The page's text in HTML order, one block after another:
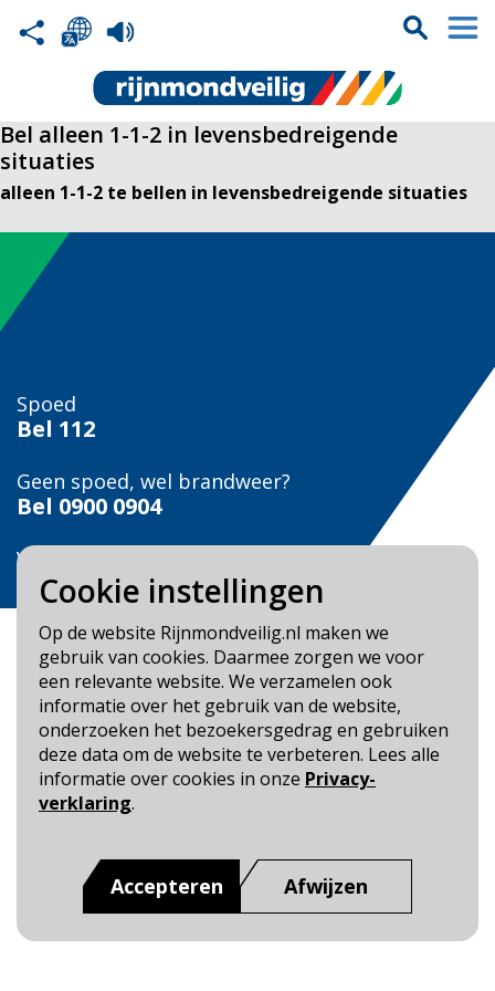
Cookie instellingen
Op de website Rijnmondveilig.nl maken we
gebruik van cookies. Daarmee zorgen we voor
een relevante website. We verzamelen ook
informatie over het gebruik van de website,
onderzoeken het bezoekersgedrag en gebruiken
deze data om de website te verbeteren. Lees alle
informatie over cookies in onze Privacy-
verklaring.
Accepteren Afwijzen
Bel alleen 1-1-2 in levensbedreigende
situaties
alleen 1-1-2 te bellen in levensbedreigende situaties
Spoed
Bel 112
Geen spoed, wel brandweer?
Bel 0900 0904
Veilig Leven?
Bel 0900-8387
Blijf op de hoogte
Cookie- en Privacybeleid
Toegankelijkheid
Dit is een website van:Veiligheidsregio Rotterdam-
Rijnmond